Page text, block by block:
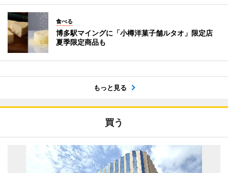
食べる
博多駅マイングに「小樽洋菓子舗ルタオ」限定店
夏季限定商品も
もっと見る
買う